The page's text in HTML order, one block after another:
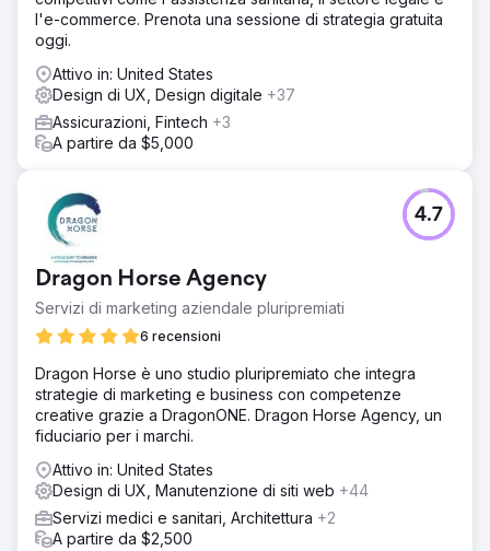
l'e-commerce. Prenota una sessione di strategia gratuita
oggi.
Attivo in: United States
Design di UX, Design digitale +37
Assicurazioni, Fintech +3
A partire da $5,000
Dragon Horse Agency
Servizi di marketing aziendale pluripremiati
6 recensioni
4.7
Dragon Horse è uno studio pluripremiato che integra
strategie di marketing e business con competenze
creative grazie a DragonONE. Dragon Horse Agency, un
fiduciario per i marchi.
Attivo in: United States
Design di UX, Manutenzione di siti web +44
Servizi medici e sanitari, Architettura +2
A partire da $2,500